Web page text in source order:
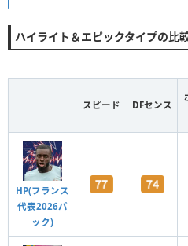
ハイライト＆エピックタイプの比
スピード DFセンス
HP(フランス
代表2026パ
ック)